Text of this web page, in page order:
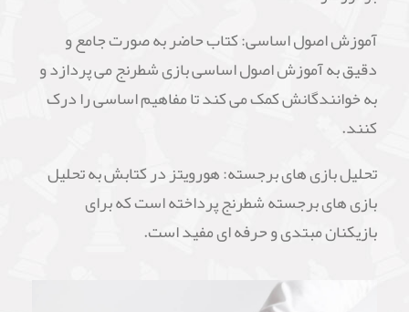
آموزش اصول اساسی: کتاب حاضر به صورت جامع و
دقیق به آموزش اصول اساسی بازی شطرنج می پردازد و
به خوانندگانش کمک می کند تا مفاهیم اساسی را درک
کنند.
تحلیل بازی های برجسته: هورویتز در کتابش به تحلیل
بازی های برجسته شطرنج پرداخته است که برای
بازیکنان مبتدی و حرفه ای مفید است.